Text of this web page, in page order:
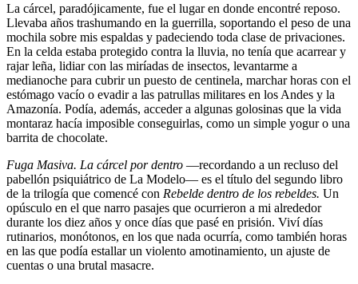
La cárcel, paradójicamente, fue el lugar en donde encontré reposo.
Llevaba años trashumando en la guerrilla, soportando el peso de una
mochila sobre mis espaldas y padeciendo toda clase de privaciones.
En la celda estaba protegido contra la lluvia, no tenía que acarrear y
rajar leña, lidiar con las miríadas de insectos, levantarme a
medianoche para cubrir un puesto de centinela, marchar horas con el
estómago vacío o evadir a las patrullas militares en los Andes y la
Amazonía. Podía, además, acceder a algunas golosinas que la vida
montaraz hacía imposible conseguirlas, como un simple yogur o una
barrita de chocolate.
Fuga Masiva. La cárcel por dentro —recordando a un recluso del
pabellón psiquiátrico de La Modelo— es el título del segundo libro
de la trilogía que comencé con Rebelde dentro de los rebeldes. Un
opúsculo en el que narro pasajes que ocurrieron a mi alrededor
durante los diez años y once días que pasé en prisión. Viví días
rutinarios, monótonos, en los que nada ocurría, como también horas
en las que podía estallar un violento amotinamiento, un ajuste de
cuentas o una brutal masacre.